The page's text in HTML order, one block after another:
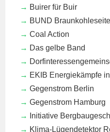
Buirer für Buir
BUND Braunkohleseite
Coal Action
Das gelbe Band
EKIB Energiekämpfe
Gegenstrom Berlin
Gegenstrom Hamburg
Initiative
Klima-Lügendetektor